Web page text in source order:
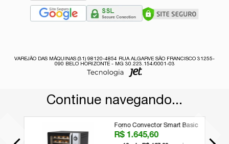
VAREJÃO DAS MÁQUINAS (31) 98120-4854 RUA ALGARVE SÃO FRANCISCO 31255-
090 BELO HORIZONTE - MG 30.223.154/0001-03